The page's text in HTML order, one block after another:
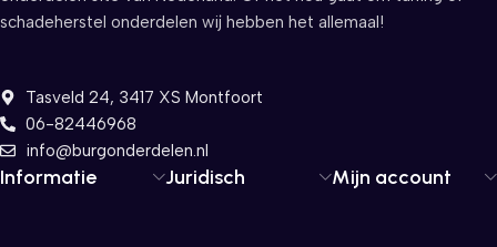
Informatie Juridisch Mijn account
schadeherstel onderdelen wij hebben het allemaal!
Tasveld 24, 3417 XS Montfoort
06-82446968
info@burgonderdelen.nl